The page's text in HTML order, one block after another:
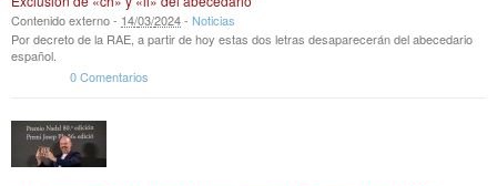
Contenido externo - 14/03/2024- Noticias
Por decreto de la RAE, a partir de hoy estas dos letras desaparecerán del abecedario
español.
0 Comentarios